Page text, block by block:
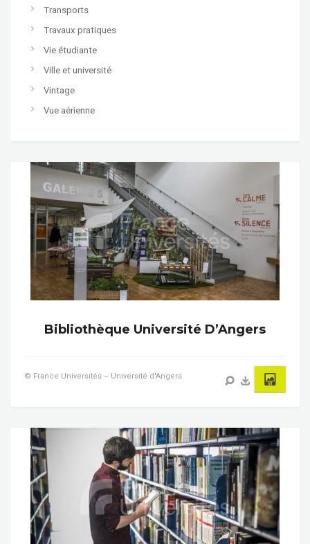
Transports
Travaux pratiques
Vie étudiante
Ville et université
Vintage
Vue aérienne
Bibliothèque Université D’Angers
© France Universités – Université d'Angers